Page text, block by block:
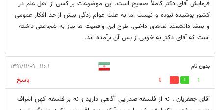
فرمایش آقای دکتر کاملاً صحیح است. این موضوعات بر کسی از اهل علم در
کشور پوشیده نبوده و نیست اما به علت عوام زدگی بیش از حد افکار عمومی
و بعضا دانشمند نماهای داخلی، طرح این واقعیت ها نیاز به شجاعتی داشته
است که آقای دکتر به خوبی از پس آن برآمده اند.
بدون نام ۱۱:۰۱ - ۱۳۹۱/۱۱/۰۹
1
0
پاسخ
آقای جعفریان . نه از فلسفه صدرایی آگاهی دارید و نه بر فلسفه کهن اشراف